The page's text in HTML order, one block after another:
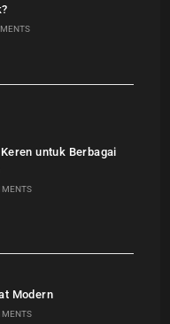
untuk Berbagai
Modern